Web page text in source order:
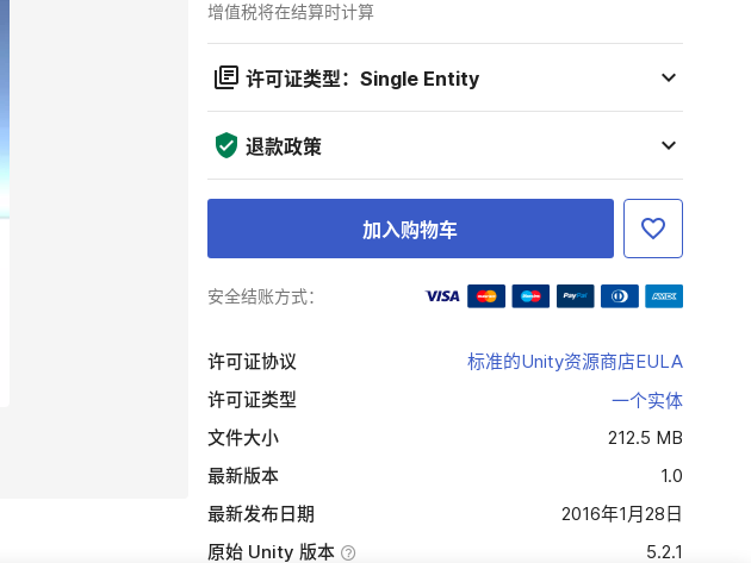
增值税将在结算时计算
许可证类型：Single Entity
退款政策
加入购物车
安全结账方式：
许可证协议
标准的Unity资源商店EULA
许可证类型
一个实体
文件大小
212.5 MB
最新版本
1.0
最新发布日期
2016年1月28日
原始 Unity 版本
5.2.1